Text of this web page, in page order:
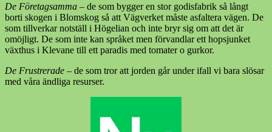
De Företagsamma – de som bygger en stor godisfabrik så långt
borti skogen i Blomskog så att Vägverket måste asfaltera vägen. De
som tillverkar notställ i Högelian och inte bryr sig om att det är
omöjligt. De som inte kan språket men förvandlar ett hopsjunket
växthus i Klevane till ett paradis med tomater o gurkor.
De Frustrerade – de som tror att jorden går under ifall vi bara slösar
med våra ändliga resurser.